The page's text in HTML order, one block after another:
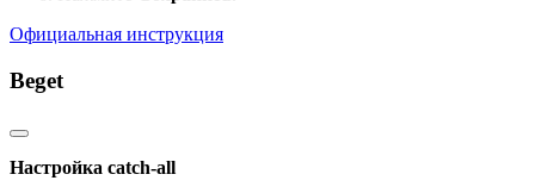
Официальная инструкция
Beget
Настройка catch-all